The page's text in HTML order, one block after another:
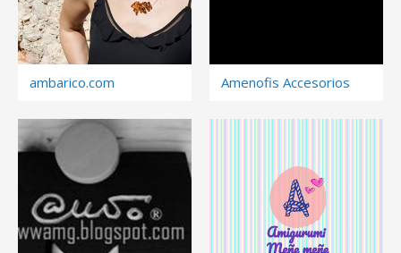
ambarico.com Amenofis Accesorios